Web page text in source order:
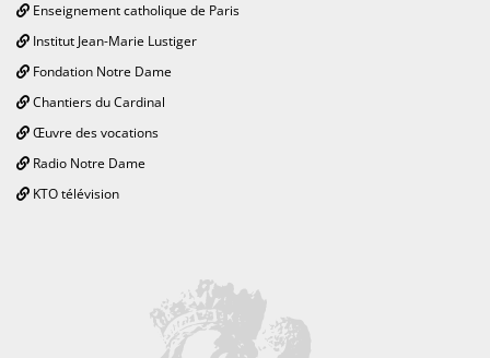
Enseignement catholique de Paris
Institut Jean-Marie Lustiger
Fondation Notre Dame
Chantiers du Cardinal
Œuvre des vocations
Radio Notre Dame
KTO télévision